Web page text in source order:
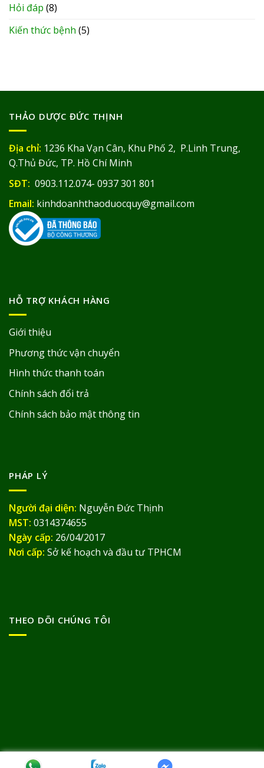
Hỏi đáp (8)
Kiến thức bệnh (5)
THẢO DƯỢC ĐỨC THỊNH
Địa chỉ: 1236 Kha Vạn Cân, Khu Phố 2, P.Linh Trung,
Q.Thủ Đức, TP. Hồ Chí Minh
SĐT: 0903.112.074- 0937 301 801
Email: kinhdoanhthaoduocquy@gmail.com
HỖ TRỢ KHÁCH HÀNG
Giới thiệu
Phương thức vận chuyển
Hình thức thanh toán
Chính sách đổi trả
Chính sách bảo mật thông tin
PHÁP LÝ
Người đại diện: Nguyễn Đức Thịnh
MST: 0314374655
Ngày cấp: 26/04/2017
Nơi cấp: Sở kế hoạch và đầu tư TPHCM
THEO DÕI CHÚNG TÔI